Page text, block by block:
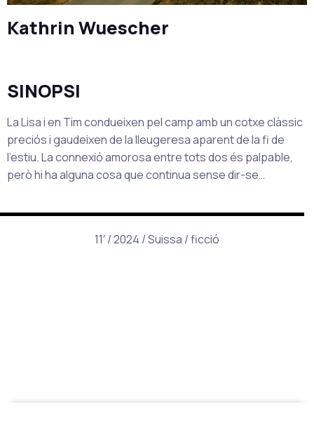
Kathrin Wuescher
SINOPSI
La Lisa i en Tim condueixen pel camp amb un cotxe clàssic
preciós i gaudeixen de la lleugeresa aparent de la fi de
l’estiu. La connexió amorosa entre tots dos és palpable,
però hi ha alguna cosa que continua sense dir-se…
11′ / 2024 / Suissa / ficció